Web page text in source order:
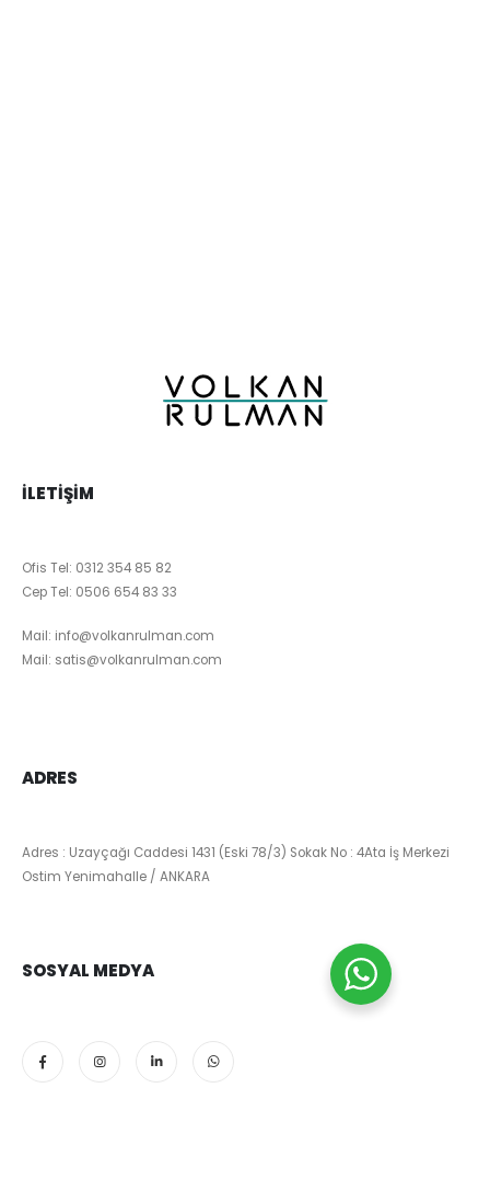
İLETIŞIM
Ofis Tel: 0312 354 85 82
Cep Tel: 0506 654 83 33
Mail: info@volkanrulman.com
Mail: satis@volkanrulman.com
ADRES
Adres : Uzayçağı Caddesi 1431 (Eski 78/3) Sokak No : 4Ata İş Merkezi
Ostim Yenimahalle / ANKARA
SOSYAL MEDYA